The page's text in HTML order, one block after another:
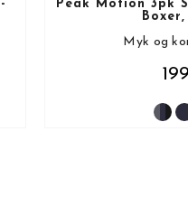
Peak Motion 3pk
Myk og